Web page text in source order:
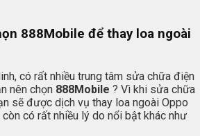
888Mobile để thay loa ngoài
có rất nhiều trung tâm sửa chữa điện
nên chọn 888Mobile ? Vì khi sửa chữa
sẽ được dịch vụ thay loa ngoài Oppo
có rất nhiều lý do nổi bật khác như